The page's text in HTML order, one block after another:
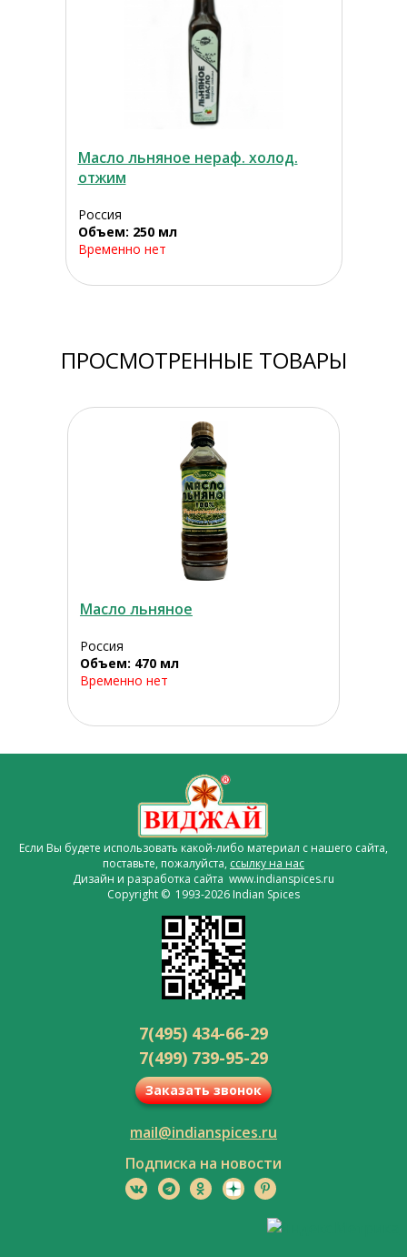
Масло льняное нераф. холод.
отжим
Россия
Объем: 250 мл
Временно нет
ПРОСМОТРЕННЫЕ ТОВАРЫ
Масло льняное
Россия
Объем: 470 мл
Временно нет
Если Вы будете использовать какой-либо материал с нашего сайта,
поставьте, пожалуйста, ссылку на нас
Дизайн и разработка сайта www.indianspices.ru
Copyright © 1993-2026 Indian Spices
7(495) 434-66-29
7(499) 739-95-29
Заказать звонок
mail@indianspices.ru
Подписка на новости